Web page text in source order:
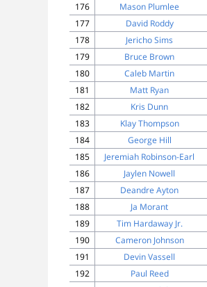
176
Mason Plumlee
177
David Roddy
178
Jericho Sims
179
Bruce Brown
180
Caleb Martin
181
Matt Ryan
182
Kris Dunn
183
Klay Thompson
184
George Hill
185
Jeremiah Robinson-Earl
186
Jaylen Nowell
187
Deandre Ayton
188
Ja Morant
189
Tim Hardaway Jr.
190
Cameron Johnson
191
Devin Vassell
192
Paul Reed